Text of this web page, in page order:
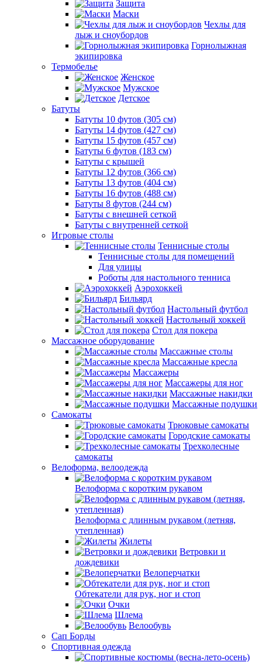
Защита
Маски
Чехлы для
лыж и сноубордов
Горнолыжная
экипировка
Термобелье
Женское
Мужское
Детское
Батуты
Батуты 10 футов (305 см)
Батуты 14 футов (427 см)
Батуты 15 футов (457 см)
Батуты 6 футов (183 см)
Батуты с крышей
Батуты 12 футов (366 см)
Батуты 13 футов (404 см)
Батуты 16 футов (488 см)
Батуты 8 футов (244 см)
Батуты с внешней сеткой
Батуты с внутренней сеткой
Игровые столы
Теннисные столы
Теннисные столы для помещений
Для улицы
Роботы для настольного тенниса
Аэрохоккей
Бильярд
Настольный футбол
Настольный хоккей
Стол для покера
Массажное оборудование
Массажные столы
Массажные кресла
Массажеры
Массажеры для ног
Массажные накидки
Массажные подушки
Самокаты
Трюковые самокаты
Городские самокаты
Трехколесные
самокаты
Велоформа, велоодежда
Велоформа с коротким рукавом
Велоформа с длинным рукавом (летняя,
утепленная)
Жилеты
Ветровки и
дождевики
Велоперчатки
Обтекатели для рук, ног и стоп
Очки
Шлема
Велообувь
Сап Борды
Спортивная одежда